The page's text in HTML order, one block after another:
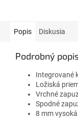
Popis Diskusia
Podrobný
Integrované
Ložiská
Vrchné
Spodné
8 mm